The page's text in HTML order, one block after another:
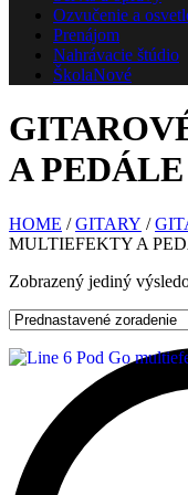
Ozvučenie a
Prenájom
Nahrávacie štúdio
ŠkolaNové
A PEDÁLE
HOME /GITARY /
MULTIEFEKTY A
Zobrazený jediný